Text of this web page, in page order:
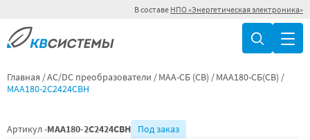
В составе НПО «Энергетическая электроника»
Главная AC/DC преобразователи МАА-СБ (СВ)
МАА180-СБ(СВ)
МАА180-2С2424СВН
Артикул -МАА180-2С2424СВН Под заказ